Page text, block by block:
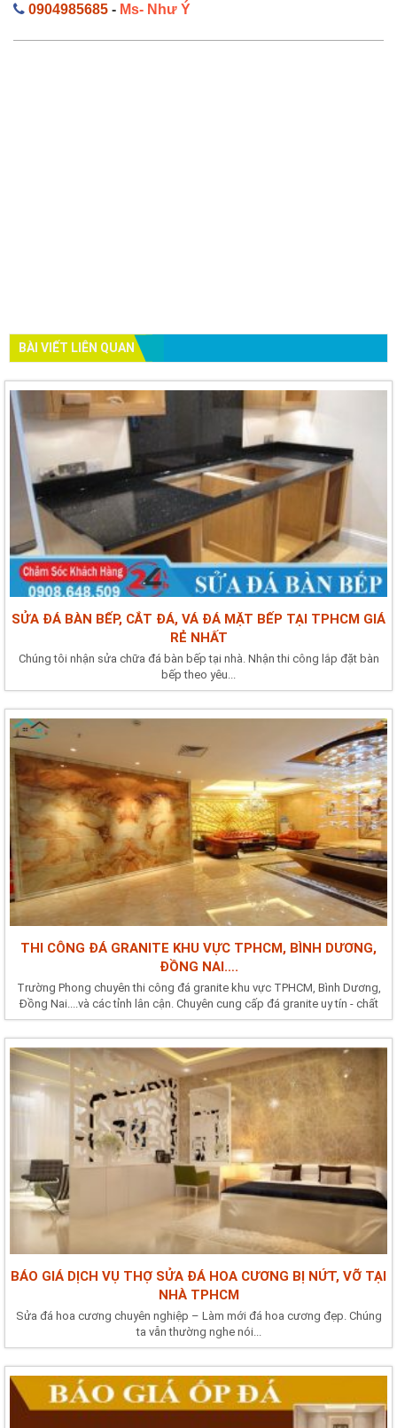
0904985685 - Ms- Như Ý
BÀI VIẾT LIÊN QUAN
SỬA ĐÁ BÀN BẾP, CẮT ĐÁ, VÁ ĐÁ MẶT BẾP TẠI TPHCM GIÁ
RẺ NHẤT
Chúng tôi nhận sửa chữa đá bàn bếp tại nhà. Nhận thi công lắp đặt bàn
bếp theo yêu...
THI CÔNG ĐÁ GRANITE KHU VỰC TPHCM, BÌNH DƯƠNG,
ĐỒNG NAI….
Trường Phong chuyên thi công đá granite khu vực TPHCM, Bình Dương,
Đồng Nai....và các tỉnh lân cận. Chuyên cung cấp đá granite uy tín - chất
lượng
BÁO GIÁ DỊCH VỤ THỢ SỬA ĐÁ HOA CƯƠNG BỊ NỨT, VỠ TẠI
NHÀ TPHCM
Sửa đá hoa cương chuyên nghiệp – Làm mới đá hoa cương đẹp. Chúng
ta vẫn thường nghe nói...